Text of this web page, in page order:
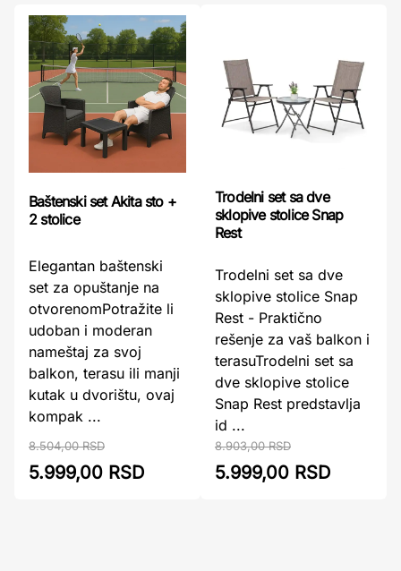
Baštenski set Akita sto +
2 stolice
Elegantan baštenski
set za opuštanje na
otvorenomPotražite li
udoban i moderan
nameštaj za svoj
balkon, terasu ili manji
kutak u dvorištu, ovaj
kompak ...
8.504,00 RSD
5.999,00 RSD
Trodelni set sa dve
sklopive stolice Snap
Rest
Trodelni set sa dve
sklopive stolice Snap
Rest - Praktično
rešenje za vaš balkon i
terasuTrodelni set sa
dve sklopive stolice
Snap Rest predstavlja
id ...
8.903,00 RSD
5.999,00 RSD